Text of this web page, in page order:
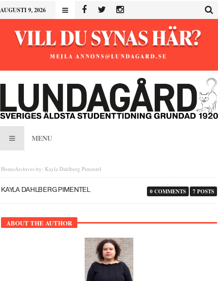
AUGUSTI 9, 2026
MENU
HomeArchives by: Kayla Dahlberg Pimentel
KAYLA DAHLBERG PIMENTEL 7 POSTS
0 COMMENTS
ABOUT THE AUTHOR